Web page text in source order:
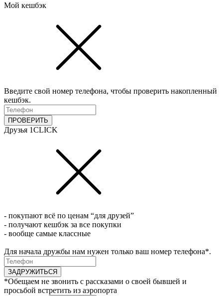
Мой кешбэк
Введите свой номер телефона, чтобы проверить накопленный
кешбэк.
ПРОВЕРИТЬ
Друзья 1CLICK
- покупают всё по ценам “для друзей”
- получают кешбэк за все покупки
- вообще самые классные
Для начала дружбы нам нужен только ваш номер телефона*.
ЗАДРУЖИТЬСЯ
*Обещаем не звонить с рассказами о своей бывшей и
просьбой встретить из аэропорта